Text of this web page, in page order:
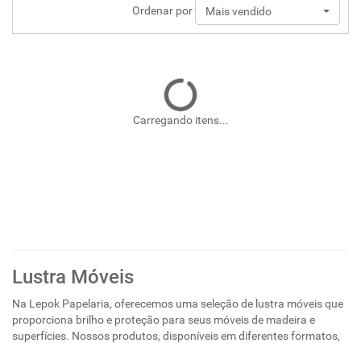
Ordenar por Mais vendido
Carregando itens...
Lustra Móveis
Na Lepok Papelaria, oferecemos uma seleção de lustra móveis que
proporciona brilho e proteção para seus móveis de madeira e
superfícies. Nossos produtos, disponíveis em diferentes formatos,